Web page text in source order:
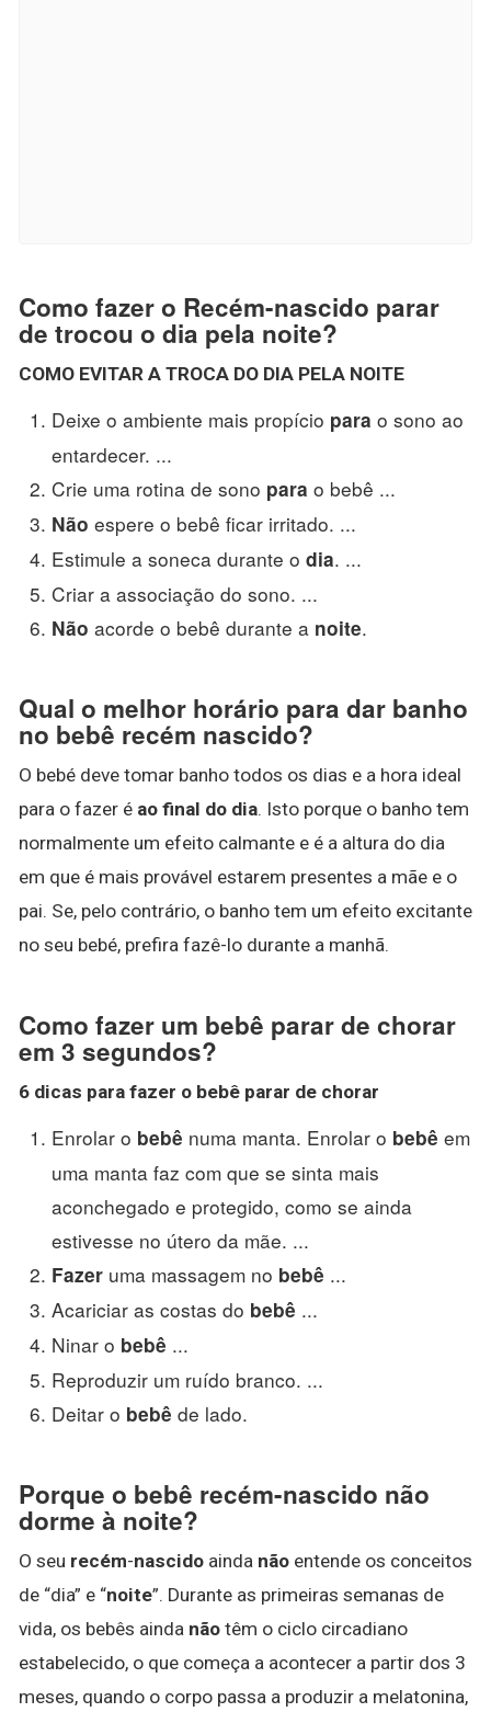
Como fazer o Recém-nascido parar
de trocou o dia pela noite?
COMO EVITAR A TROCA DO DIA PELA NOITE
Deixe o ambiente mais propício para o sono ao
entardecer. ...
Crie uma rotina de sono para o bebê ...
Não espere o bebê ficar irritado. ...
Estimule a soneca durante o dia. ...
Criar a associação do sono. ...
Não acorde o bebê durante a noite.
Qual o melhor horário para dar banho
no bebê recém nascido?
O bebé deve tomar banho todos os dias e a hora ideal
para o fazer é ao final do dia. Isto porque o banho tem
normalmente um efeito calmante e é a altura do dia
em que é mais provável estarem presentes a mãe e o
pai. Se, pelo contrário, o banho tem um efeito excitante
no seu bebé, prefira fazê-lo durante a manhã.
Como fazer um bebê parar de chorar
em 3 segundos?
6 dicas para fazer o bebê parar de chorar
Enrolar o bebê numa manta. Enrolar o bebê em
uma manta faz com que se sinta mais
aconchegado e protegido, como se ainda
estivesse no útero da mãe. ...
Fazer uma massagem no bebê ...
Acariciar as costas do bebê ...
Ninar o bebê ...
Reproduzir um ruído branco. ...
Deitar o bebê de lado.
Porque o bebê recém-nascido não
dorme à noite?
O seu recém-nascido ainda não entende os conceitos
de “dia” e “noite”. Durante as primeiras semanas de
vida, os bebês ainda não têm o ciclo circadiano
estabelecido, o que começa a acontecer a partir dos 3
meses, quando o corpo passa a produzir a melatonina,